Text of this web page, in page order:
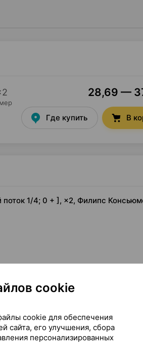
2 28,69 —
Где купить В
1/4; 0 + ], ×2, Филипс
1/4; 0+], ×2, Филипс
cookie
cookie для обеспечения
сайта, его улучшения, сбора
персонализированных